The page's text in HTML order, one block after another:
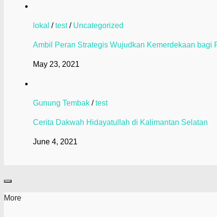
lokal /test/ Uncategorized
Ambil Peran Strategis Wujudkan Kemerdekaan bagi
May 23, 2021
Gunung Tembak /test
Cerita Dakwah Hidayatullah di Kalimantan Selatan
June 4, 2021
More